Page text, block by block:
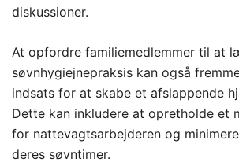
diskussioner.
At opfordre familiemedlemmer til at
søvnhygiejnepraksis kan også
indsats for at skabe et afslappende
Dette kan inkludere at opretholde et
for nattevagtsarbejderen og
deres søvntimer.